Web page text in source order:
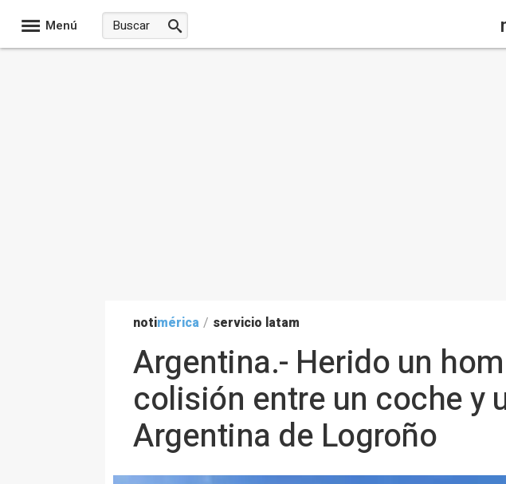
Menú
notimérica / servicio latam
Argentina.- Herido un
colisión entre un coche y
Argentina de Logroño